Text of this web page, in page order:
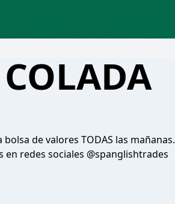
de valores TODAS las mañanas.
redes sociales @spanglishtrades